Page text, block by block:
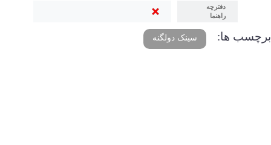
دفترچه
راهنما
برچسب ها: سینک دولگنه